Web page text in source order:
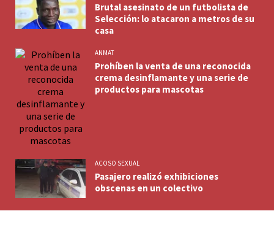
Brutal asesinato de un futbolista de
Selección: lo atacaron a metros de su
casa
ANMAT
Prohíben la venta de una reconocida
crema desinflamante y una serie de
productos para mascotas
ACOSO SEXUAL
Pasajero realizó exhibiciones
obscenas en un colectivo